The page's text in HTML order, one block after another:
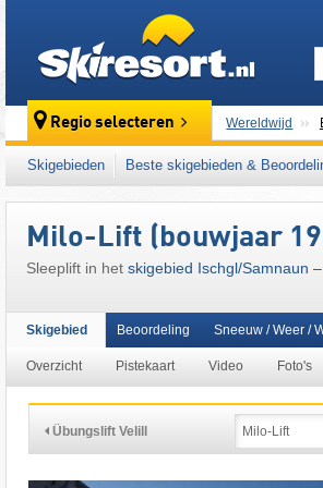
Regio selecteren Wereldwijd
Wereldwijd
Oostenrijkse
Skigebieden Beste skigebieden &
Milo-Lift (bouwjaar
Sleeplift in het skigebied Ischgl/​Samnaun
Skigebied
Overzicht Pistekaart Video Foto's
Beoordeling Sneeuw / Weer /
Übungslift Velill